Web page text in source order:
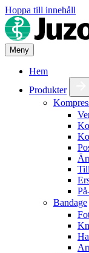
Hoppa till innehåll
Meny
Hem
Produkter
Bandage